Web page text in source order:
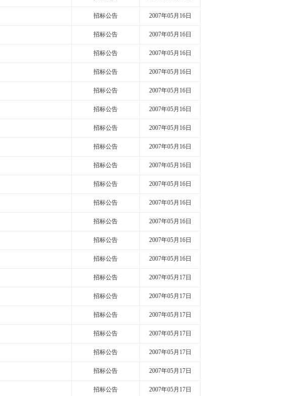
招标公告 2007年05月16日
招标公告 2007年05月16日
招标公告 2007年05月16日
招标公告 2007年05月16日
招标公告 2007年05月16日
招标公告 2007年05月16日
招标公告 2007年05月16日
招标公告 2007年05月16日
招标公告 2007年05月16日
招标公告 2007年05月16日
招标公告 2007年05月16日
招标公告 2007年05月16日
招标公告 2007年05月16日
招标公告 2007年05月16日
招标公告 2007年05月17日
招标公告 2007年05月17日
招标公告 2007年05月17日
招标公告 2007年05月17日
招标公告 2007年05月17日
招标公告 2007年05月17日
招标公告 2007年05月17日